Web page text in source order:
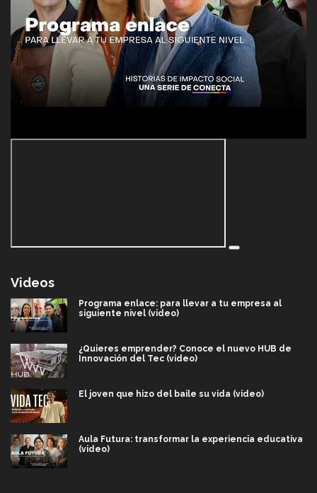
Videos
Programa enlace: para llevar a tu empresa al
siguiente nivel (video)
¿Quieres emprender? Conoce el nuevo HUB de
Innovación del Tec (video)
El joven que hizo del baile su vida (video)
Aula Futura: transformar la experiencia educativa
(video)